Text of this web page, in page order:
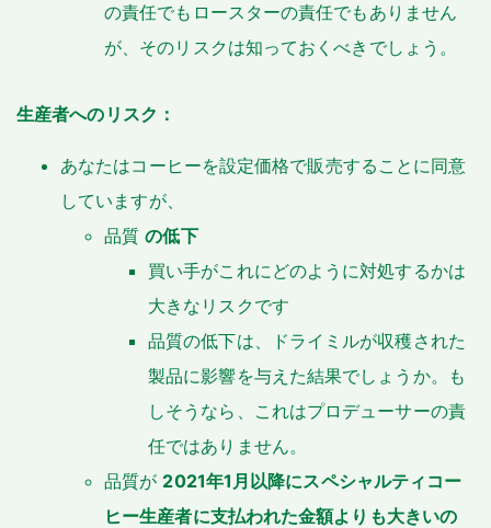
の責任でもロースターの責任でもありません
が、そのリスクは知っておくべきでしょう。
生産者へのリスク：
あなたはコーヒーを設定価格で販売することに同意
していますが、
品質の低下
買い手がこれにどのように対処するかは
大きなリスクです
品質の低下は、ドライミルが収穫された
製品に影響を与えた結果でしょうか。も
しそうなら、これはプロデューサーの責
任ではありません。
品質が 2021年1月以降にスペシャルティコー
ヒー生産者に支払われた金額よりも大きいの